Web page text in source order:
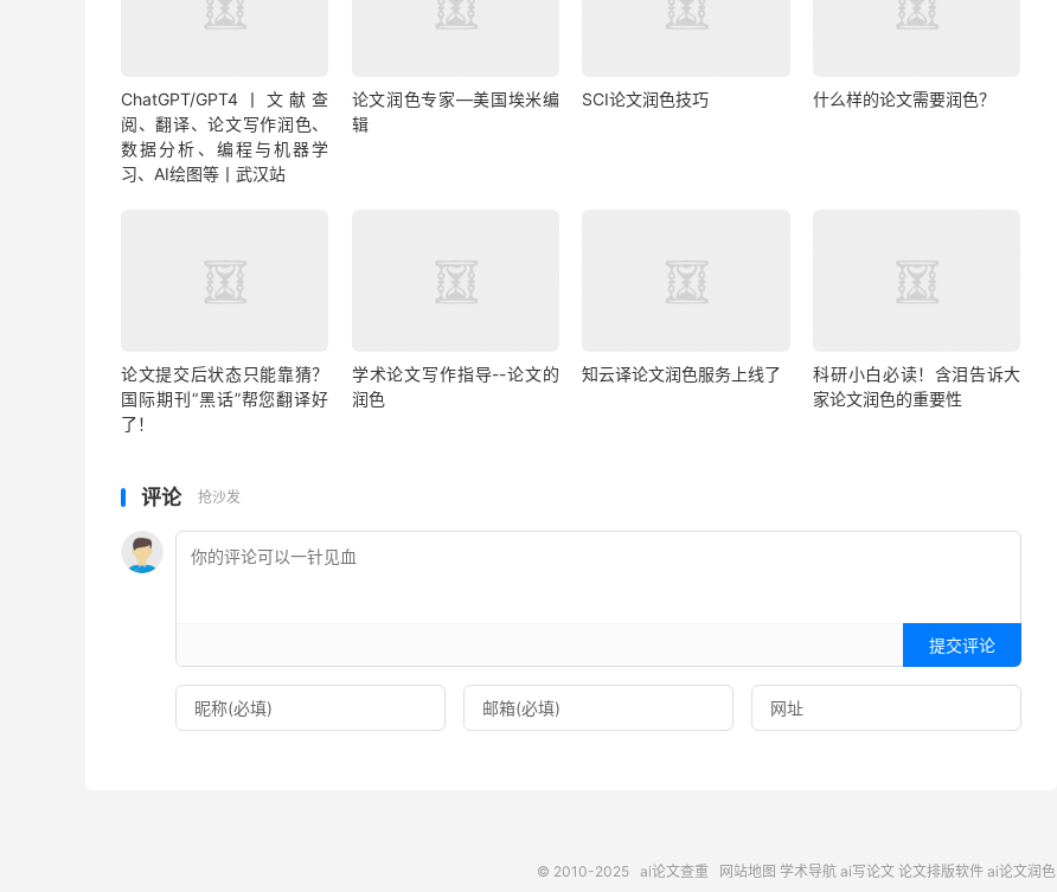
ChatGPT/GPT4丨文献查
阅、翻译、论文写作润色、
数据分析、编程与机器学
习、AI绘图等丨武汉站
论文润色专家—美国埃米编
辑
SCI论文润色技巧 什么样的论文需要润色？
论文提交后状态只能靠猜？
国际期刊“黑话”帮您翻译好
了！
学术论文写作指导--论文的
润色
知云译论文润色服务上线了
科研小白必读！含泪告诉大
家论文润色的重要性
评论 抢沙发
提交评论
© 2010-2025 ai论文查重 网站地图 学术导航 ai写论文 论文排版软件 ai论文润色